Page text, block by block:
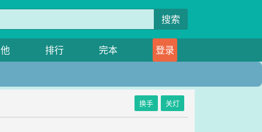
搜索
排行 完本 登录
换手 关灯